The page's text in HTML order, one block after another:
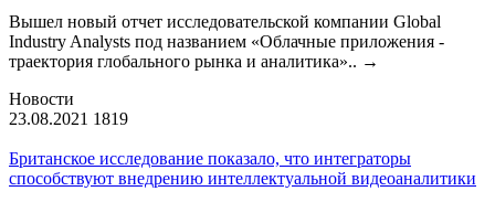
Вышел новый отчет исследовательской компании Global
Industry Analysts под названием «Облачные приложения -
траектория глобального рынка и аналитика».. →
Новости
23.08.2021 1819
Британское исследование показало, что интеграторы
способствуют внедрению интеллектуальной видеоаналитики